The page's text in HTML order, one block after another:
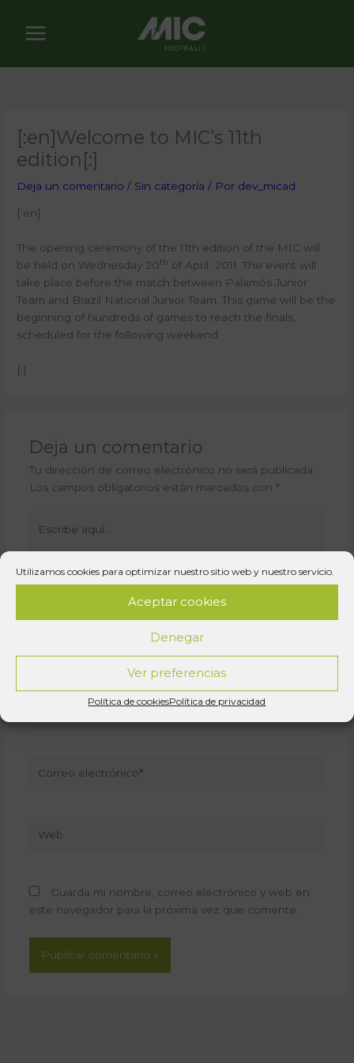
Utilizamos cookies para optimizar nuestro sitio web y nuestro servicio.
Aceptar cookies
Denegar
Ver preferencias
Política de cookiesPolítica de privacidad
contenido
[:en]Welcome to MIC’s 11th
edition[:]
Deja un comentario / Sin categoría / Por dev_micad
[:en]
The opening ceremony of the 11th edition of the MIC will
be held on Wednesday 20th ofApril 2011. The event will
take place before the match between Palamós Junior
Team and Brazil National Junior Team. This game will be the
beginning of hundreds of games to reach the finals,
scheduled for the following weekend.
[:]
Deja un comentario
Tu dirección de correo electrónico no será publicada.
Los campos obligatorios están marcados con *
aquí...
electrónico*
Guarda mi nombre, correo electrónico y web en
este navegador para la próxima vez que comente.